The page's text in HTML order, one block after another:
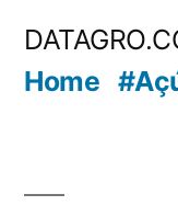
Home